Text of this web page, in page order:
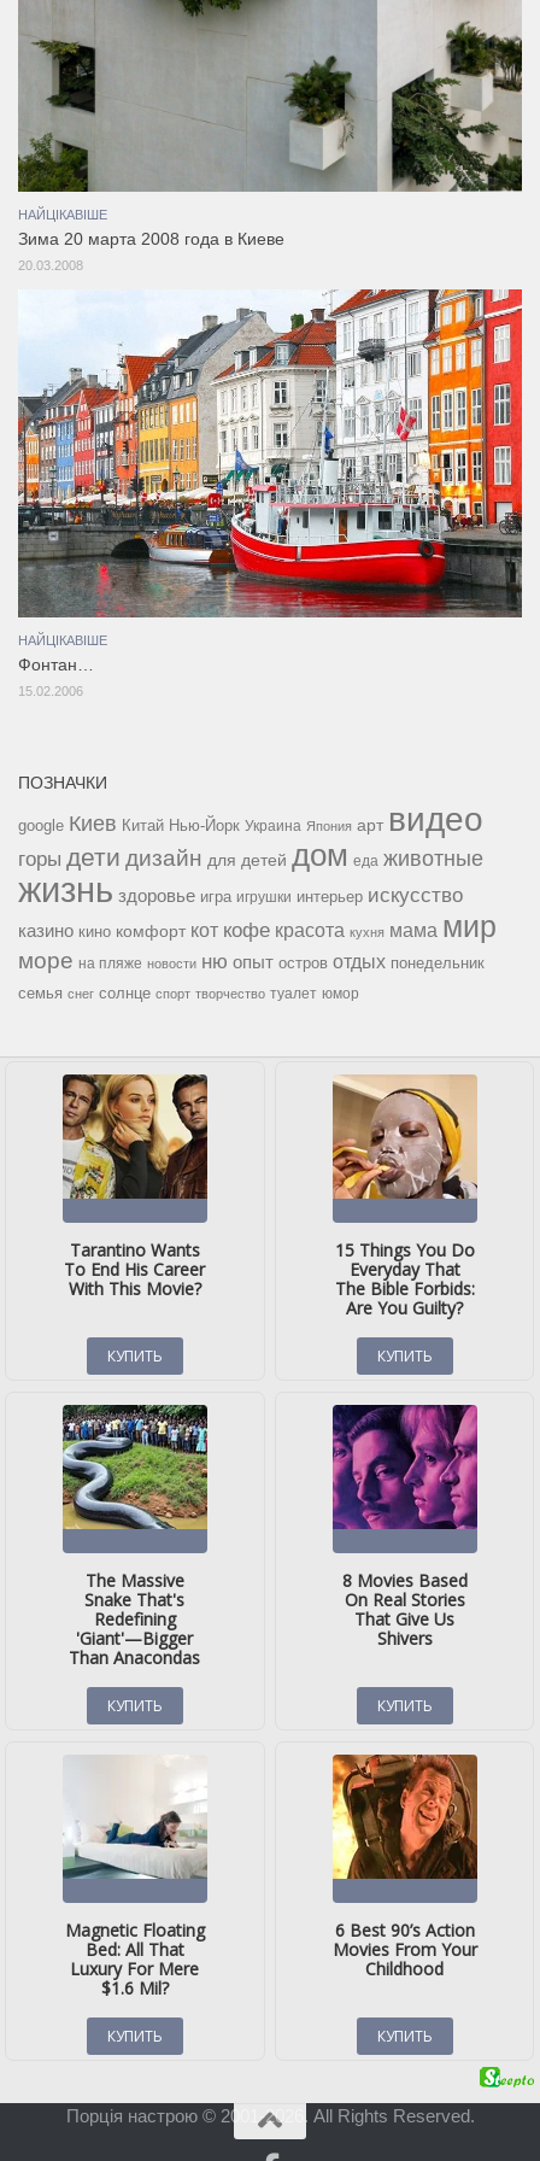
НАЙЦІКАВІШЕ
Зима 20 марта 2008 года в Киеве
20.03.2008
НАЙЦІКАВІШЕ
Фонтан…
15.02.2006
ПОЗНАЧКИ
google Киев Китай Нью-Йорк Украина Япония арт видео
горы дети дизайн для детей дом еда животные
жизнь здоровье игра игрушки интерьер искусство
казино кино комфорт кот кофе красота кухня мама мир
море на пляже новости ню опыт остров отдых понедельник
семья снег солнце спорт творчество туалет юмор
Порція настрою © 2001-2026. All Rights Reserved.